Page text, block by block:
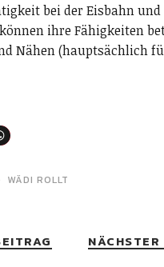
bei der Eisbahn und
ihre Fähigkeiten
Nähen (hauptsächlich
WÄDI ROLLT